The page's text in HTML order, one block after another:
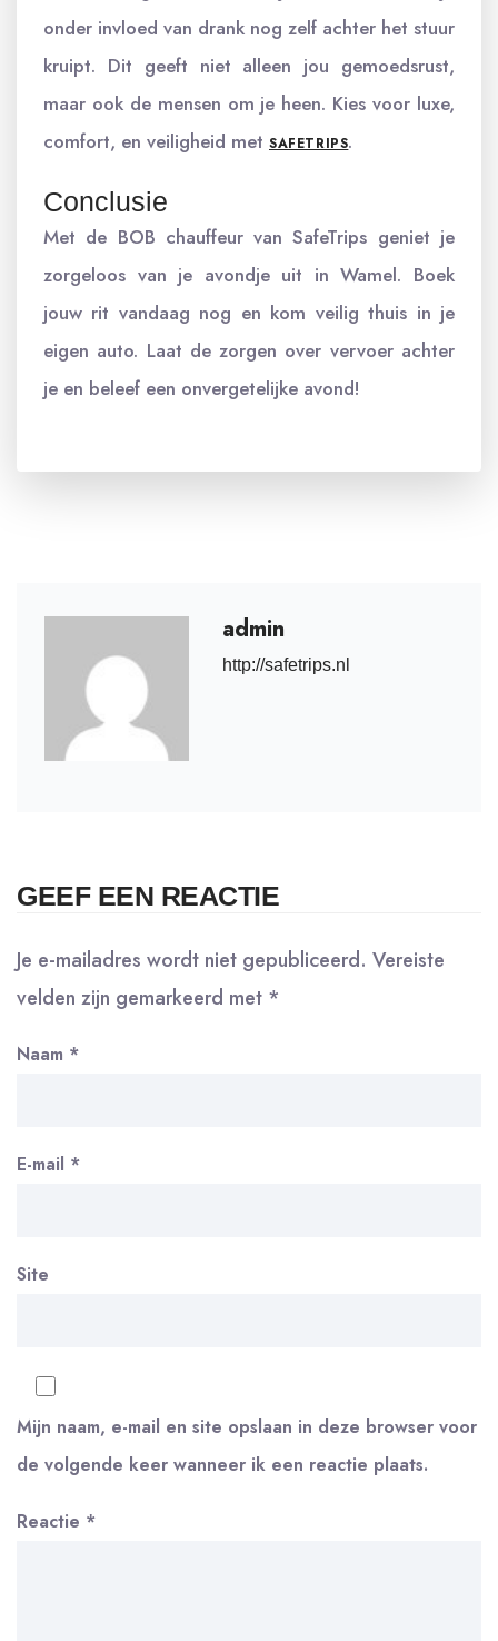
onder invloed van drank nog zelf achter het stuur
kruipt. Dit geeft niet alleen jou gemoedsrust,
maar ook de mensen om je heen. Kies voor luxe,
comfort, en veiligheid met SAFETRIPS.
Conclusie
Met de BOB chauffeur van SafeTrips geniet je
zorgeloos van je avondje uit in Wamel. Boek
jouw rit vandaag nog en kom veilig thuis in je
eigen auto. Laat de zorgen over vervoer achter
je en beleef een onvergetelijke avond!
admin
http://safetrips.nl
GEEF EEN REACTIE
Je e-mailadres wordt niet gepubliceerd. Vereiste
velden zijn gemarkeerd met *
Naam *
E-mail *
Site
Mijn naam, e-mail en site opslaan in deze browser voor
de volgende keer wanneer ik een reactie plaats.
Reactie *